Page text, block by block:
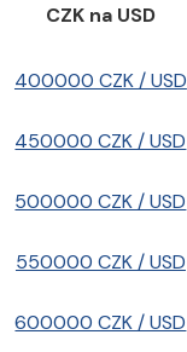
CZK na USD
400000 CZK / USD
450000 CZK / USD
500000 CZK / USD
550000 CZK / USD
600000 CZK / USD